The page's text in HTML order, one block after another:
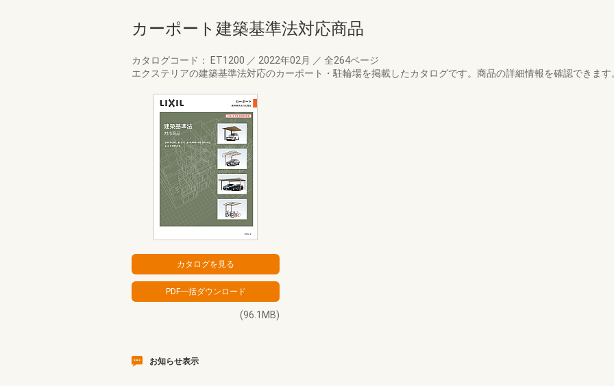
カーポート建築基準法対応商品
カタログコード： ET1200 ／ 2022年02月 ／ 全264ページ
エクステリアの建築基準法対応のカーポート・駐輪場を掲載したカタログです。商品の詳細情報を確認できます
(96.1MB)
お知らせ表示